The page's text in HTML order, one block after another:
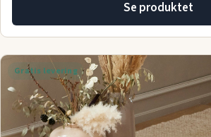
Se produktet
Gratis levering